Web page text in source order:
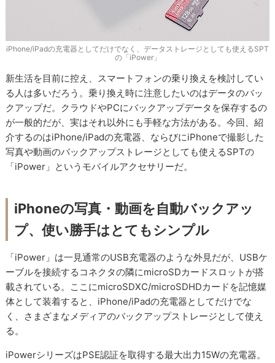
iPhone/iPadの充電器としてだけでなく、データストレージとしても使えるSPT
の「iPower」
新生活を目前に控え、スマートフォンの乗り換えを検討してい
る人は多いだろう。乗り換え時に注意したいのはデータのバッ
クアップだ。クラウドやPCにバックアップデータを保存するの
が一般的だが、実はそれ以外にも手軽な方法がある。今回、紹
介するのはiPhone/iPadの充電器、ならびにiPhoneで撮影した
写真や動画のバックアップストレージとしても使えるSPTの
「iPower」というモバイルアクセサリーだ。
iPhoneの写真・動画を自動バックアッ
プ、使い勝手はとてもシンプル
「iPower」は一見通常のUSB充電器のような外見だが、USBケ
ーブルを接続するコネクタの隣にmicroSDカードスロットが搭
載されている。ここにmicroSDXC/microSDHDカードを記憶媒
体として装着すると、iPhone/iPadの充電器としてだけでな
く、さまざまなメディアのバックアップストレージとして使え
る。
iPowerシリーズはPSE認証を取得する最大出力15Wの充電器。